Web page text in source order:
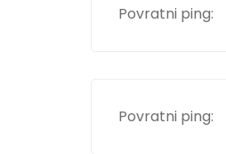
Povratni ping:
Povratni ping: